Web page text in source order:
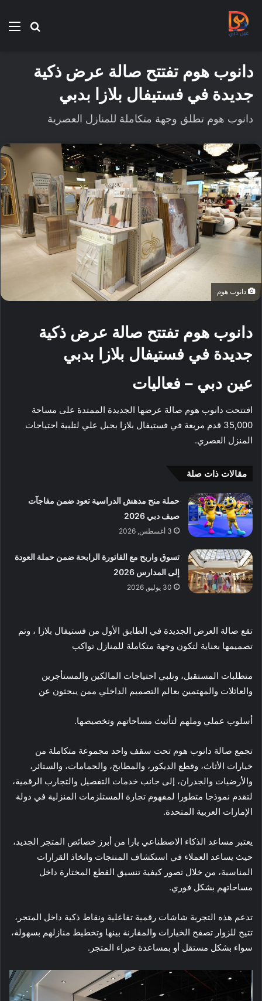
بحث
دانوب هوم تفتتح صالة عرض ذكية
جديدة في فستيفال بلازا بدبي
دانوب هوم تطلق وجهة متكاملة للمنازل العصرية
دانوب هوم
دانوب هوم تفتتح صالة عرض ذكية
جديدة في فستيفال بلازا بدبي
عين دبي – فعاليات
افتتحت دانوب هوم صالة عرضها الجديدة الممتدة على مساحة
35,000 قدم مربعة في فستيفال بلازا بجبل علي لتلبية احتياجات
المنزل العصري.
مقالات ذات صلة
حملة منح مدهش الدراسية تعود ضمن مفاجآت
صيف دبي 2026
3 أغسطس, 2026
تسوق واربح مع الفاتورة الرابحة ضمن حملة العودة
إلى المدارس 2026
30 يوليو, 2026
تقع صالة العرض الجديدة في الطابق الأول من فستيفال بلازا ، وتم
تصميمها بعناية لتكون وجهة متكاملة للمنازل تواكب
متطلبات المستقبل، وتلبي احتياجات المالكين والمستأجرين
والعائلات والمهتمين بعالم التصميم الداخلي ممن يبحثون عن
أسلوب عملي وملهم لتأثيث مساحاتهم وتخصيصها.
تجمع صالة دانوب هوم تحت سقف واحد مجموعة متكاملة من
خيارات الأثاث، وقطع الديكور، والمطابخ، والحمامات، والستائر،
والأرضيات والجدران، إلى جانب خدمات التفصيل والتجارب الرقمية،
لتقدم نموذجا متطورا لمفهوم تجارة المستلزمات المنزلية في دولة
الإمارات العربية المتحدة.
يعتبر مساعد الذكاء الاصطناعي يارا من أبرز خصائص المتجر الجديد،
حيث يساعد العملاء في استكشاف المنتجات واتخاذ القرارات
المناسبة، من خلال تصور كيفية تنسيق القطع المختارة داخل
مساحاتهم بشكل فوري.
تدعم هذه التجربة شاشات رقمية تفاعلية ونقاط ذكية داخل المتجر،
تتيح للزوار تصفح الخيارات والمقارنة بينها وتخطيط منازلهم بسهولة،
سواء بشكل مستقل أو بمساعدة خبراء المتجر.